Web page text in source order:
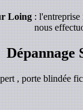
Loing: l'entreprise
nous
Dépannage
, porte blindée